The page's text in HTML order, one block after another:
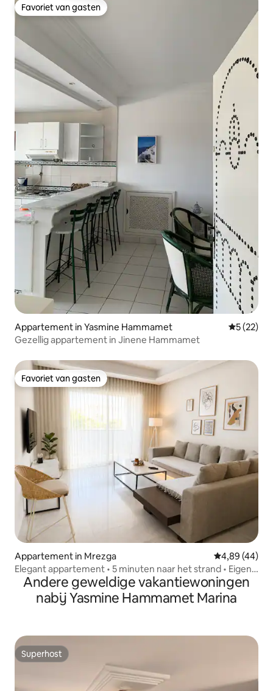
Favoriet van gasten
Favoriet van gasten
Appartement in Yasmine Hammamet
5 (22)
Gezellig appartement in Jinene Hammamet
Favoriet van gasten
Favoriet van gasten
Appartement in Mrezga Gemiddelde
4,89 (44)
Elegant appartement • 5 minuten naar het strand • Eigen
parkeerplaats
Andere geweldige vakantiewoningen
nabij Yasmine Hammamet Marina
Superhost
Superhost